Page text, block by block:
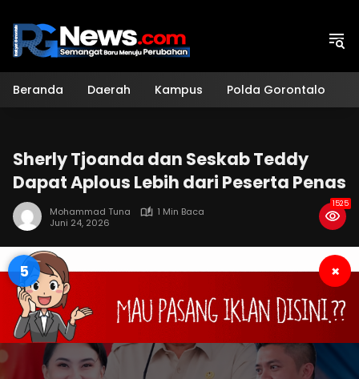
konten
Beranda Daerah Kampus Polda Gorontalo
Sherly Tjoanda dan Seskab Teddy
Dapat Aplous Lebih dari Peserta Penas
Mohammad Tuna
1 Min Baca
Juni 24, 2026
1525
4 ×